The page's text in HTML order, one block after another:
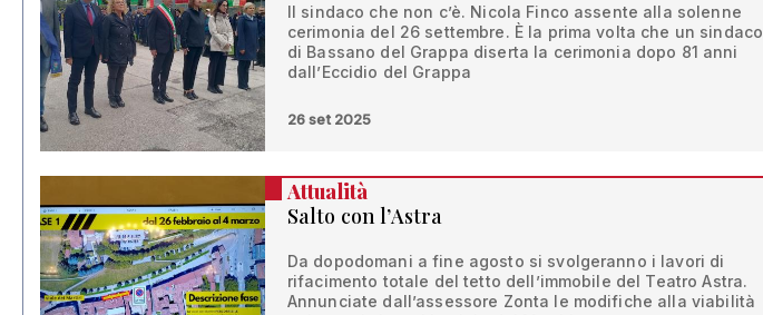
Il sindaco che non c’è. Nicola Finco assente alla solenne
cerimonia del 26 settembre. È la prima volta che un sindaco
di Bassano del Grappa diserta la cerimonia dopo 81 anni
dall’Eccidio del Grappa
26 set 2025
Attualità
Salto con l’Astra
Da dopodomani a fine agosto si svolgeranno i lavori di
rifacimento totale del tetto dell’immobile del Teatro Astra.
Annunciate dall’assessore Zonta le modifiche alla viabilità